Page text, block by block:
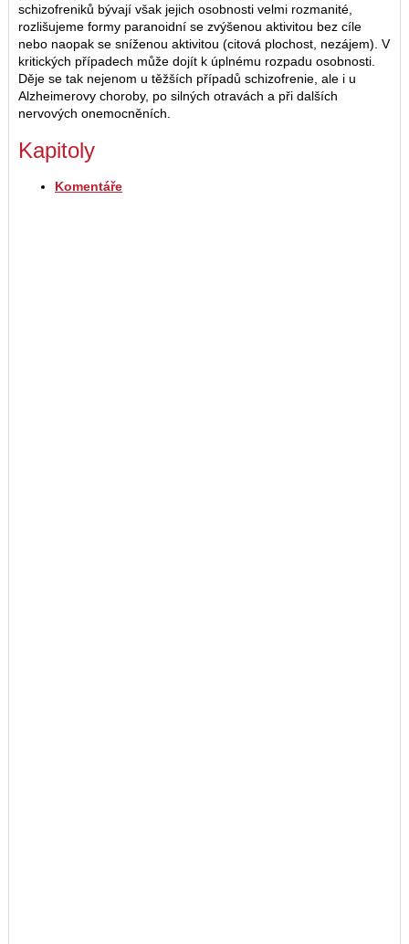
schizofreniků bývají však jejich osobnosti velmi rozmanité,
rozlišujeme formy paranoidní se zvýšenou aktivitou bez cíle
nebo naopak se sníženou aktivitou (citová plochost, nezájem). V
kritických případech může dojít k úplnému rozpadu osobnosti.
Děje se tak nejenom u těžších případů schizofrenie, ale i u
Alzheimerovy choroby, po silných otravách a při dalších
nervových onemocněních.
Kapitoly
Komentáře